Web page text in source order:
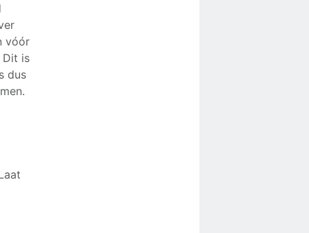
vóór
Dit is
dus